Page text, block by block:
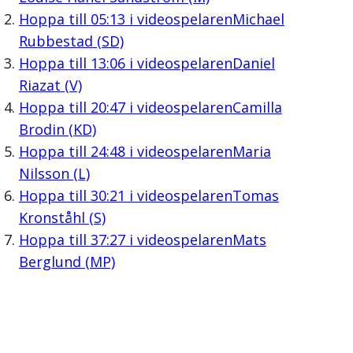
Hoppa till 05:13 i videospelarenMichael
Rubbestad (SD)
Hoppa till 13:06i videospelarenDaniel
Riazat (V)
Hoppa till 20:47i videospelarenCamilla
Brodin (KD)
Hoppa till 24:48i videospelarenMaria
Nilsson (L)
Hoppa till 30:21 i videospelarenTomas
Kronståhl (S)
Hoppa till 37:27i videospelarenMats
Berglund (MP)